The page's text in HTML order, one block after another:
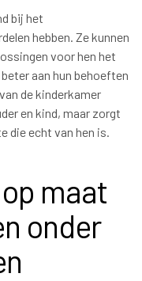
bij het
hebben. Ze kunnen
voor hen het
aan hun behoeften
de kinderkamer
en kind, maar zorgt
die echt van hen is.
maat
onder